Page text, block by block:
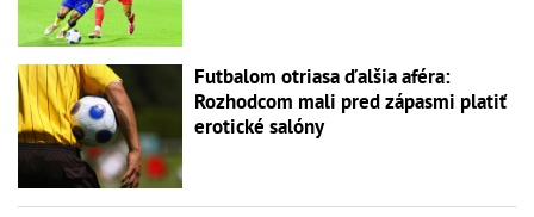
Futbalom otriasa ďalšia aféra:
Rozhodcom mali pred zápasmi platiť
erotické salóny